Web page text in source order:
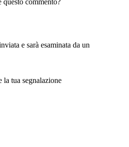
e sarà esaminata da un
la tua segnalazione